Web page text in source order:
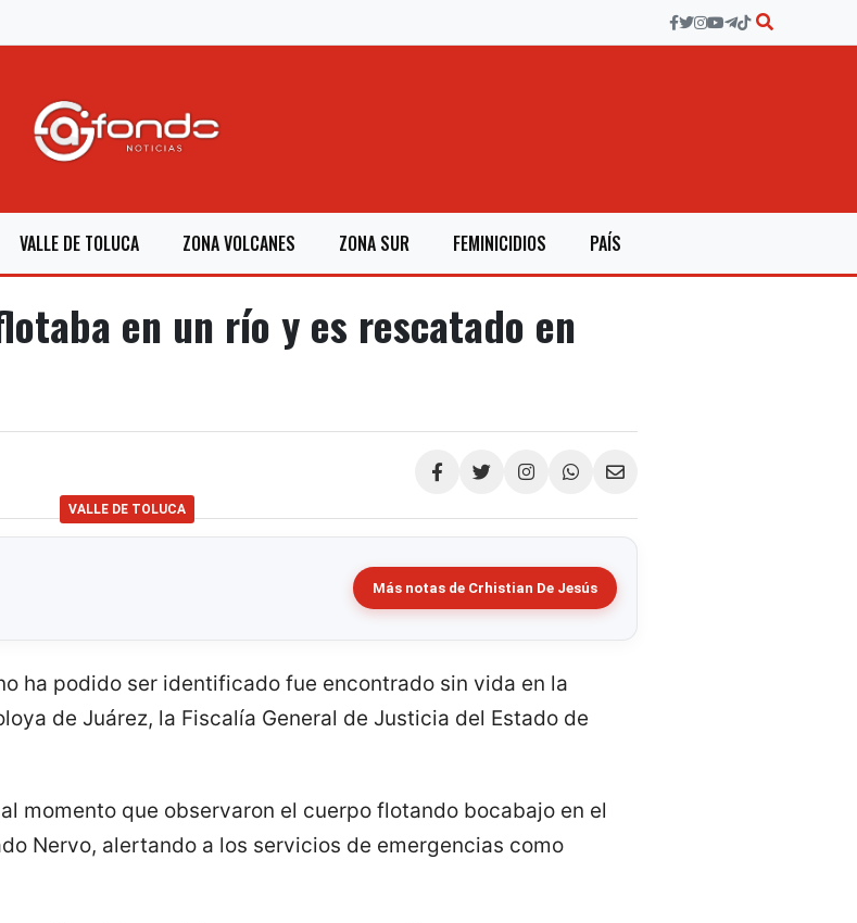
VALLE DE TOLUCA ZONA VOLCANES ZONA SUR FEMINICIDIOS PAÍS
en un río y es rescatado en
Compartir
VALLE DE TOLUCA
Más notas de Crhistian De Jesús
ha podido ser identificado fue encontrado sin vida en la
de Juárez, la Fiscalía General de Justicia del Estado de
momento que observaron el cuerpo flotando bocabajo en el
Nervo, alertando a los servicios de emergencias como